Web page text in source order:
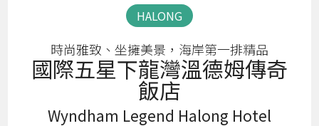
HALONG
時尚雅致、坐擁美景，海岸第一排精品
國際五星下龍灣溫德姆傳奇
飯店
Wyndham Legend Halong Hotel